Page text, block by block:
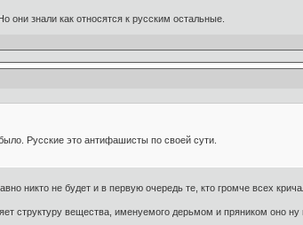
знали как относятся к русским остальные.
Русские это антифашисты по своей сути.
никто не будет и в первую очередь те, кто громче всех
структуру вещества, именуемого дерьмом и пряником оно ну